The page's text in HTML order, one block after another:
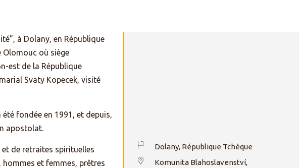
Dolany, République Tchèque
Komunita Blahoslavenství,
à Dolany, en République
Olomouc où siège
est de la République
Svaty Kopecek, visité
fondée en 1991, et depuis,
apostolat.
et de retraites spirituelles
et femmes, prêtres